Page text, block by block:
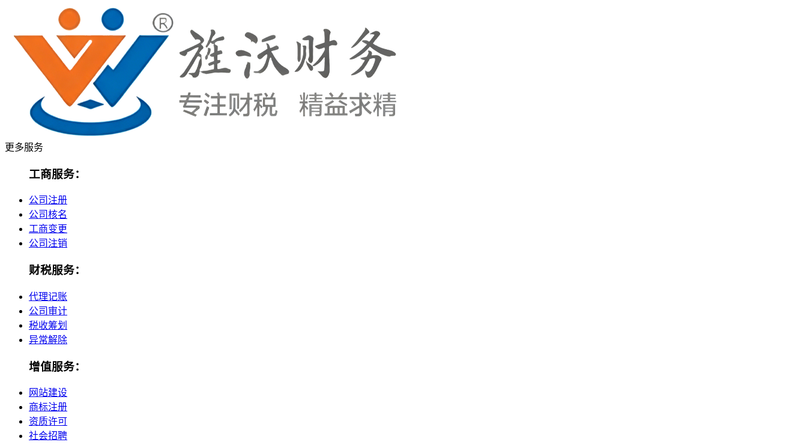
更多服务
工商服务：
公司注册
公司核名
工商变更
公司注销
财税服务：
代理记账
公司审计
税收筹划
异常解除
增值服务：
网站建设
商标注册
资质许可
社会招聘